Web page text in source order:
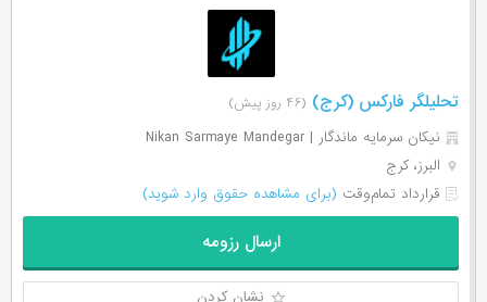
تحلیلگر فارکس (کرج) (۴۶ روز پیش)
نيکان سرمایه ماندگار | Nikan Sarmaye Mandegar
البرز، کرج
قرارداد تمام‌وقت (برای مشاهده حقوق وارد شوید)
ارسال رزومه
نشان کردن